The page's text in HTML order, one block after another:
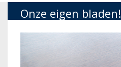
Onze eigen bladen!